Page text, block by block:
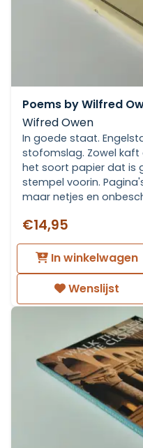
Poems by Wilfred
Wifred Owen
In goede staat.
stofomslag. Zowel kaft
het soort papier dat is
stempel voorin.
maar netjes en
€14,95
In winkelwagen
Wenslijst